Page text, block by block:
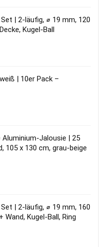
| 2-läufig, ⌀ 19 mm, 120
Kugel-Ball
| 10er Pack –
Jalousie | 25
105 x 130 cm, grau-beige
| 2-läufig, ⌀ 19 mm, 160
Kugel-Ball, Ring